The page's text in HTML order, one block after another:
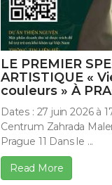
LE PREMIER
ARTISTIQUE «
couleurs » À
Dates : 27 juin 2026 à
Centrum Zahrada
Prague 11 Dans le ...
Read More